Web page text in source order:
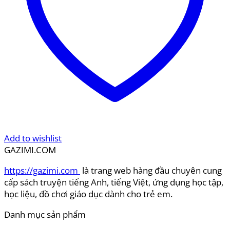
Add to wishlist
GAZIMI.COM
https://gazimi.com là trang web hàng đầu chuyên cung
cấp sách truyện tiếng Anh, tiếng Việt, ứng dụng học tập,
học liệu, đồ chơi giáo dục dành cho trẻ em.
Danh mục sản phẩm